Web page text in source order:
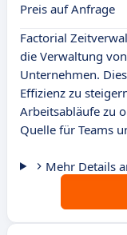
Preis auf Anfrage
Factorial
die Verwaltung
Unternehmen.
Effizienz zu
Arbeitsabläufe zu
Quelle für Teams
Mehr Details